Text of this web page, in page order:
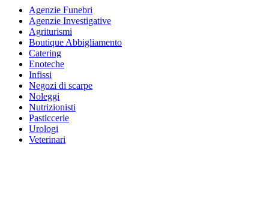
Agenzie Funebri
Agenzie Investigative
Agriturismi
Boutique Abbigliamento
Catering
Enoteche
Infissi
Negozi di scarpe
Noleggi
Nutrizionisti
Pasticcerie
Urologi
Veterinari